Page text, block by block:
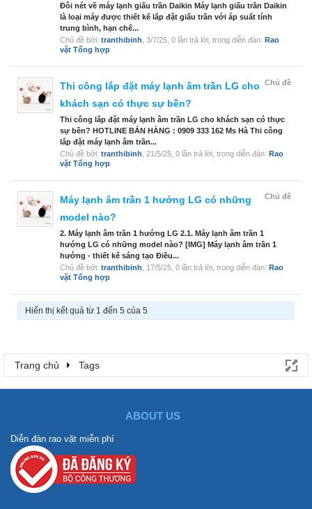
Đôi nét về máy lạnh giấu trần Daikin Máy lạnh giấu trần Daikin
là loại máy được thiết kế lắp đặt giấu trần với áp suất tính
trung bình, hạn chế...
Chủ đề bởi: tranthibinh 3/7/25 , 0 lần trả lời, trong diễn đàn: Rao
vặt Tổng hợp
Chủ đề
Thi công lắp đặt máy lạnh âm trần LG cho
khách sạn có thực sự bền?
Thi công lắp đặt máy lạnh âm trần LG cho khách sạn có thực
sự bền? HOTLINE BÁN HÀNG : 0909 333 162 Ms Hà Thi công
lắp đặt máy lạnh âm trần...
Chủ đề bởi: tranthibinh 21/5/25 , 0 lần trả lời, trong diễn đàn: Rao
vặt Tổng hợp
Chủ đề
Máy lạnh âm trần 1 hướng LG có những
model nào?
2. Máy lạnh âm trần 1 hướng LG 2.1. Máy lạnh âm trần 1
hướng LG có những model nào? [IMG] Máy lạnh âm trần 1
hướng - thiết kế sáng tạo Điều...
Chủ đề bởi: tranthibinh 17/5/25 , 0 lần trả lời, trong diễn đàn: Rao
vặt Tổng hợp
Hiển thị kết quả từ 1 đến 5 của 5
Trang chủ Tags
ABOUT US
Diễn đàn rao vặt miễn phí